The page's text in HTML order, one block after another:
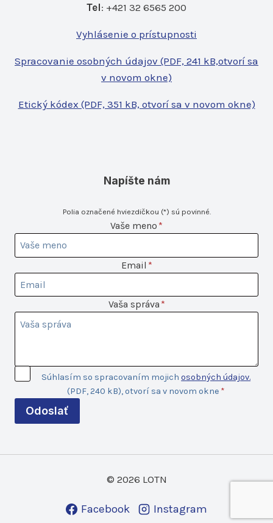
Tel: +421 32 6565 200
Vyhlásenie o prístupnosti
Spracovanie osobných údajov (PDF, 241 kB,otvorí sa
v novom okne)
Etický kódex (PDF, 351 kB, otvorí sa v novom okne)
Napíšte nám
Polia označené hviezdičkou (*) sú povinné.
Vaše meno *
meno
Email *
Vaša správa *
správa
Súhlas so
spracovaním
údajov
Súhlasím so spracovaním mojichosobných údajov.
(PDF, 240 kB), otvorí sa v novom okne *
Odoslať
© 2026 LOTN
Facebook Instagram